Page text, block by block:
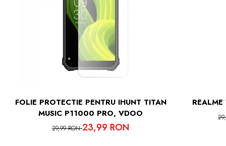
IN CAZUL
FOLIE PROTECTIE PENTRU IHUNT TITAN
MUSIC P11000 PRO, VDOO
29,99 RON23,99 RON